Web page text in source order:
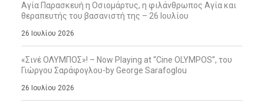
Αγία Παρασκευή η Οσιομάρτυς, η φιλάνθρωπος Αγία και
θεραπευτής του βασανιστή της – 26 Ιουλίου
26 Ιουλίου 2026
«Σινέ ΟΛΥΜΠΟΣ»! – Now Playing at “Cine OLYMPOS”, του
Γιώργου Σαράφογλου-by George Sarafoglou
26 Ιουλίου 2026